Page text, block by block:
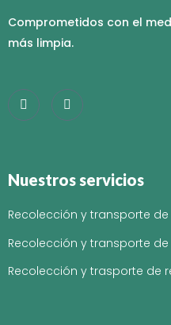
Comprometidos con el
más limpia.
Nuestros servicios
Recolección y transporte
Recolección y transporte
Recolección y trasporte de